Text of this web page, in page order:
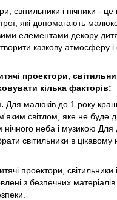
світильники і нічники -
які допомагають
елементами декору
казкову атмосферу і
проектори,
кілька факторів:
Для малюків до 1 року
світлом, яке не буде
неба і музикою Для
світильники в
проектори, світильники
з безпечних матеріалів